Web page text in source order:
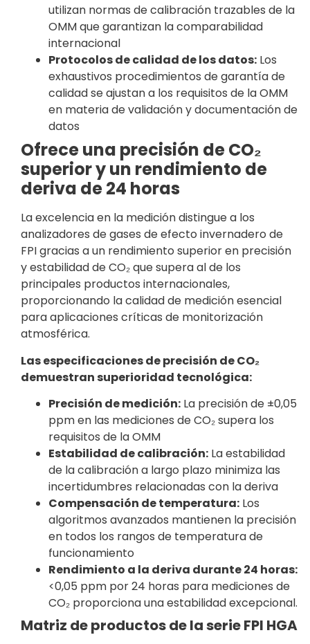
utilizan normas de calibración trazables de la
OMM que garantizan la comparabilidad
internacional
Protocolos de calidad de los datos: Los
exhaustivos procedimientos de garantía de
calidad se ajustan a los requisitos de la OMM
en materia de validación y documentación de
datos
Ofrece una precisión de CO₂
superior y un rendimiento de
deriva de 24 horas
La excelencia en la medición distingue a los
analizadores de gases de efecto invernadero de
FPI gracias a un rendimiento superior en precisión
y estabilidad de CO₂ que supera al de los
principales productos internacionales,
proporcionando la calidad de medición esencial
para aplicaciones críticas de monitorización
atmosférica.
Las especificaciones de precisión de CO₂
demuestran superioridad tecnológica:
Precisión de medición: La precisión de ±0,05
ppm en las mediciones de CO₂ supera los
requisitos de la OMM
Estabilidad de calibración: La estabilidad
de la calibración a largo plazo minimiza las
incertidumbres relacionadas con la deriva
Compensación de temperatura: Los
algoritmos avanzados mantienen la precisión
en todos los rangos de temperatura de
funcionamiento
Rendimiento a la deriva durante 24 horas:
<0,05 ppm por 24 horas para mediciones de
CO₂ proporciona una estabilidad excepcional.
Matriz de productos de la serie FPI HGA